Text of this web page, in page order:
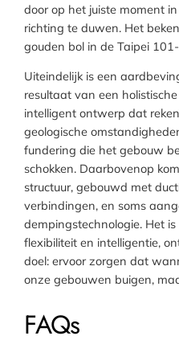
door op het juiste moment
richting te duwen. Het
gouden bol in de Taipei
Uiteindelijk is een
resultaat van een
intelligent ontwerp dat
geologische
fundering die het gebouw
schokken. Daarbovenop
structuur, gebouwd met
verbindingen, en soms
dempingstechnologie. Het
flexibiliteit en intelligentie,
doel: ervoor zorgen dat
onze gebouwen buigen,
FAQs